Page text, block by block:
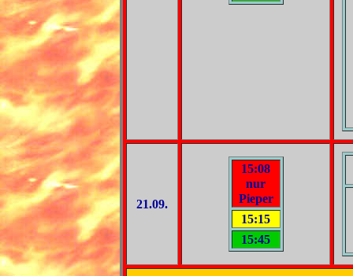
21.09.
15:08
nur
Pieper
15:15
15:45